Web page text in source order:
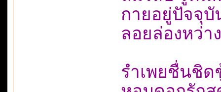
กายอยู่ปัจ
ลอยล่องหว่
รำเพยชื่น